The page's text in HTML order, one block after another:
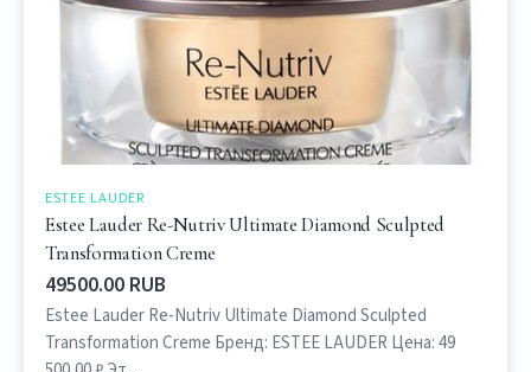
ESTEE LAUDER
Estee Lauder Re-Nutriv Ultimate Diamond Sculpted
Transformation Creme
49500.00 RUB
Estee Lauder Re-Nutriv Ultimate Diamond Sculpted
Transformation Creme Бренд: ESTEE LAUDER Цена: 49